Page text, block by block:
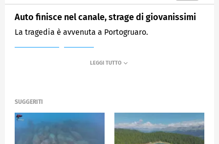
Auto finisce nel canale, strage di giovanissimi
La tragedia è avvenuta a Portogruaro.
SUGGERITI